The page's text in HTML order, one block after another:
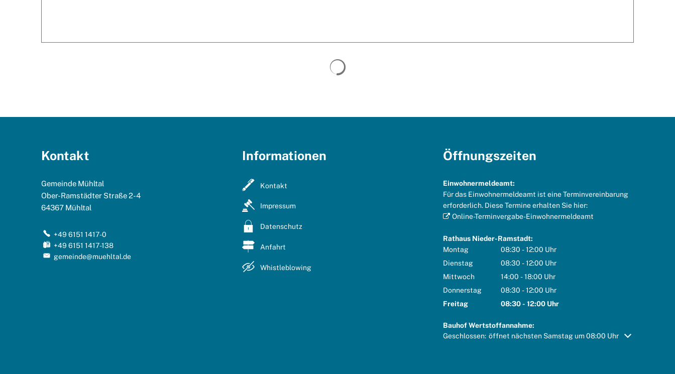
Kontakt
Gemeinde Mühltal
Ober-Ramstädter Straße 2-4
64367 Mühltal
+49 6151 1417-0
+49 6151 1417-138
gemeinde@muehltal.de
Informationen
Kontakt
Impressum
Datenschutz
Anfahrt
Whistleblowing
Öffnungszeiten
Einwohnermeldeamt:
Für das Einwohnermeldeamt ist eine Terminvereinbarung
erforderlich. Diese Termine erhalten Sie hier:
Online-Terminvergabe-Einwohnermeldeamt
Rathaus Nieder-Ramstadt:
Montag
08:30 -12:00 Uhr
Von 08:30 bis 12:00 Uhr
Dienstag 08:30 -12:00 Uhr
Von 08:30 bis 12:00 Uhr
Mittwoch 14:00 -18:00 Uhr
Von 14:00 bis 18:00 Uhr
Donnerstag 08:30 -12:00 Uhr
Von 08:30 bis 12:00 Uhr
Freitag 08:30- 12:00 Uhr
Bauhof Wertstoffannahme:
Klicken, um weitere Öffnungs- oder Schließzeiten auszublenden
Geschlossen: öffnet nächsten Samstag um 08:00 Uhr